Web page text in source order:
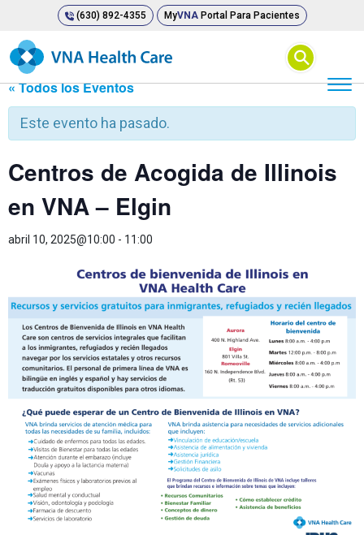
(630) 892-4355 MyVNA Portal Para Pacientes
⚲
« Todos los Eventos
Este evento ha pasado.
Centros de Acogida de Illinois
en VNA – Elgin
abril 10, 2025@10:00 - 11:00